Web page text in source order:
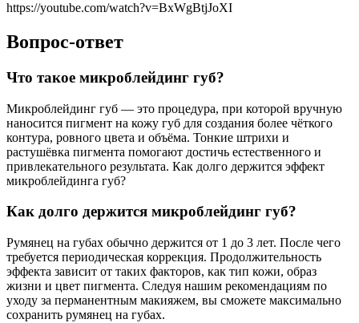
https://youtube.com/watch?v=BxWgBtjJoXI
Вопрос-ответ
Что такое микроблейдинг губ?
Микроблейдинг губ — это процедура, при которой вручную
наносится пигмент на кожу губ для создания более чёткого
контура, ровного цвета и объёма. Тонкие штрихи и
растушёвка пигмента помогают достичь естественного и
привлекательного результата. Как долго держится эффект
микроблейдинга губ?
Как долго держится микроблейдинг губ?
Румянец на губах обычно держится от 1 до 3 лет. После чего
требуется периодическая коррекция. Продолжительность
эффекта зависит от таких факторов, как тип кожи, образ
жизни и цвет пигмента. Следуя нашим рекомендациям по
уходу за перманентным макияжем, вы сможете максимально
сохранить румянец на губах.